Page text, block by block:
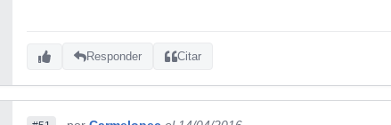
Responder Citar